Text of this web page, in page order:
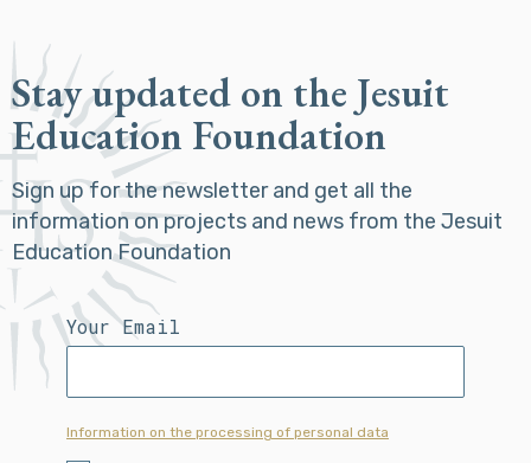
Stay updated on the Jesuit
Education Foundation
Sign up for the newsletter and get all the
information on projects and news from the Jesuit
Education Foundation
Your Email
Information on the processing of personal data